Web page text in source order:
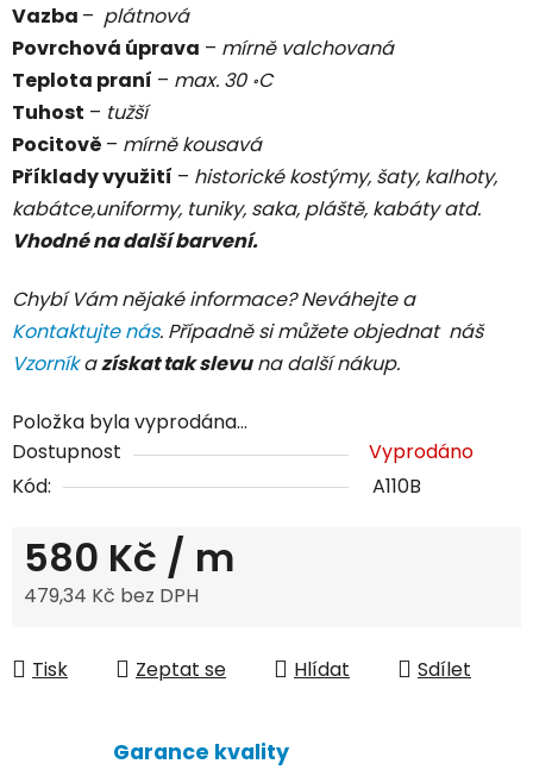
Vazba – plátnová
Povrchová úprava – mírně valchovaná
Teplota praní – max. 30 ॰C
Tuhost – tužší
Pocitově – mírně kousavá
Příklady využití – historické kostýmy, šaty, kalhoty,
kabátce,uniformy, tuniky, saka, pláště, kabáty atd.
Vhodné na další barvení.
Chybí Vám nějaké informace? Neváhejte a
Kontaktujte nás. Případně si můžete objednat náš
Vzorníkazískat tak slevuna další nákup.
Položka byla vyprodána…
Dostupnost
Vyprodáno
Kód:
A110B
580 Kč / m
479,34 Kč bez DPH
Tisk
Zeptat se Hlídat Sdílet
Garance kvality